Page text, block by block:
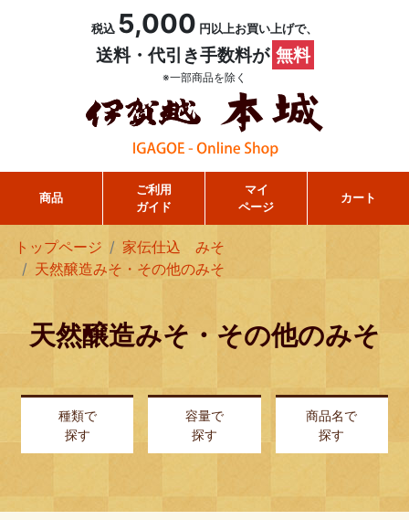
税込 5,000 円以上お買い上げで、
送料・代引き手数料が 無料
※一部商品を除く
商品
ご利用
ガイド
マイ
ページ
カート
トップページ
家伝仕込 みそ
天然醸造みそ・その他のみそ
天然醸造みそ・その他のみそ
種類で
探す
容量で
探す
商品名で
探す